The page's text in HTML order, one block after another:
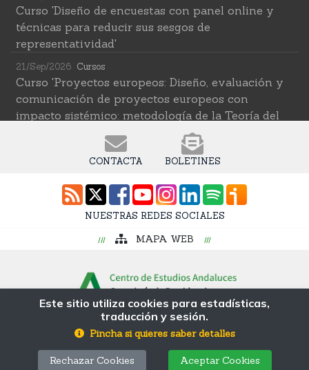
Curso 'Diseño de encuestas con panel online y
técnicas para reducir sus sesgos de
representatividad'
21/Sep/2026 Cursos
Curso 'Proyectos europeos: Diseño, evaluación y
comunicación de proyectos europeos con
impacto sistémico: metodología de la Teoría del
Cursos
ciencias sociales' (2ª edición)
Cursos
intelingente de datos'
Curso 'Una introducción a los métodos digitales y
las ciencias sociales computacionales'
CONTACTA BOLETINES
NUESTRAS REDES SOCIALES
MAPA WEB
© Fundación Pública Andaluza Centro de
Estudios Andaluces MP
Avda. Blas Infante s/n, Coria del Río, 41100. Sevilla
Tlf: 955 055 210
Este sitio utiliza cookies para estadísticas,
traducción y sesión.
Pincha si quieres saber detalles
Rechazar Cookies Aceptar Cookies